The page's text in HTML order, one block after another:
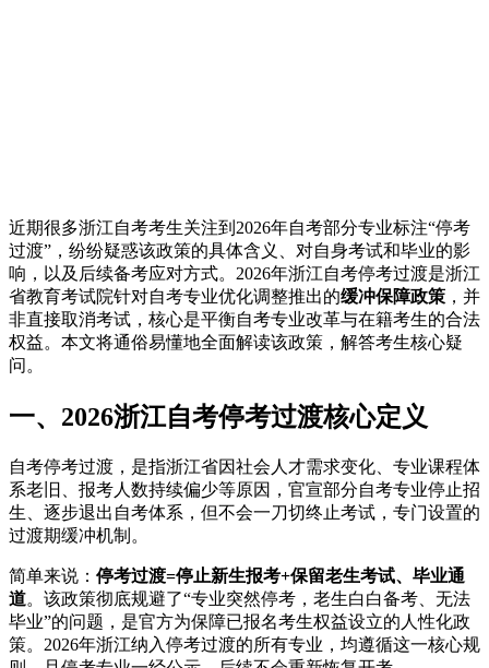
近期很多浙江自考考生关注到2026年自考部分专业标注“停考
过渡”，纷纷疑惑该政策的具体含义、对自身考试和毕业的影
响，以及后续备考应对方式。2026年浙江自考停考过渡是浙江
省教育考试院针对自考专业优化调整推出的缓冲保障政策 ，并
非直接取消考试，核心是平衡自考专业改革与在籍考生的合法
权益。本文将通俗易懂地全面解读该政策，解答考生核心疑
问。
一、2026浙江自考停考过渡核心定义
自考停考过渡，是指浙江省因社会人才需求变化、专业课程体
系老旧、报考人数持续偏少等原因，官宣部分自考专业停止招
生、逐步退出自考体系，但不会一刀切终止考试，专门设置的
过渡期缓冲机制。
简单来说： 停考过渡=停止新生报考+保留老生考试、毕业通
道。该政策彻底规避了“专业突然停考，老生白白备考、无法
毕业”的问题，是官方为保障已报名考生权益设立的人性化政
策。2026年浙江纳入停考过渡的所有专业，均遵循这一核心规